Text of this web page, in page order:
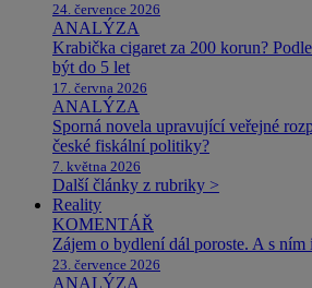
24. července 2026
ANALÝZA
Krabička cigaret za 200 korun?
být do 5 let
17. června 2026
ANALÝZA
Sporná novela upravující veřejné
české fiskální politiky?
7. května 2026
Další články z rubriky >
Reality
KOMENTÁŘ
Zájem o bydlení dál poroste. A s ním
23. července 2026
ANALÝZA